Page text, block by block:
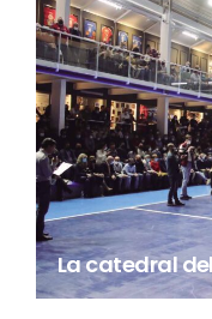
La catedral